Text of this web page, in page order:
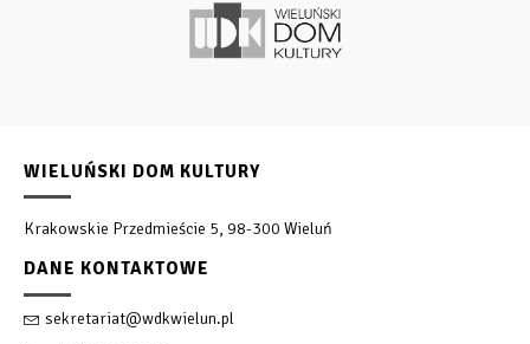
WIELUŃSKI DOM KULTURY
Krakowskie Przedmieście 5, 98-300 Wieluń
DANE KONTAKTOWE
sekretariat@wdkwielun.pl